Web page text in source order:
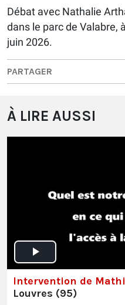
Débat avec Nathalie
dans le parc de Valabre,
juin 2026.
PARTAGER
À LIRE AUSSI
Intervention de
Louvres (95)